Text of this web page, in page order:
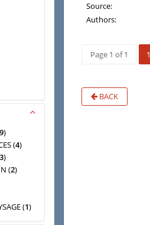
)
9)
(4)
3)
(2)
(1)
Source:
Authors:
Page 1 of 1 1
BACK